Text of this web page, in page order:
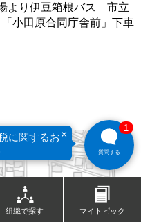
より伊豆箱根バス 市立
小田原合同庁舎前」下車
組織で探す マイトピック
に関するお×
質問する
1